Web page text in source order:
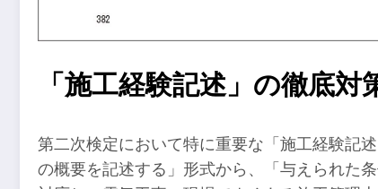
「施工経験記述」の徹底対
第二次検定において特に重要な「施工経験記
の概要を記述する」形式から、「与えられた